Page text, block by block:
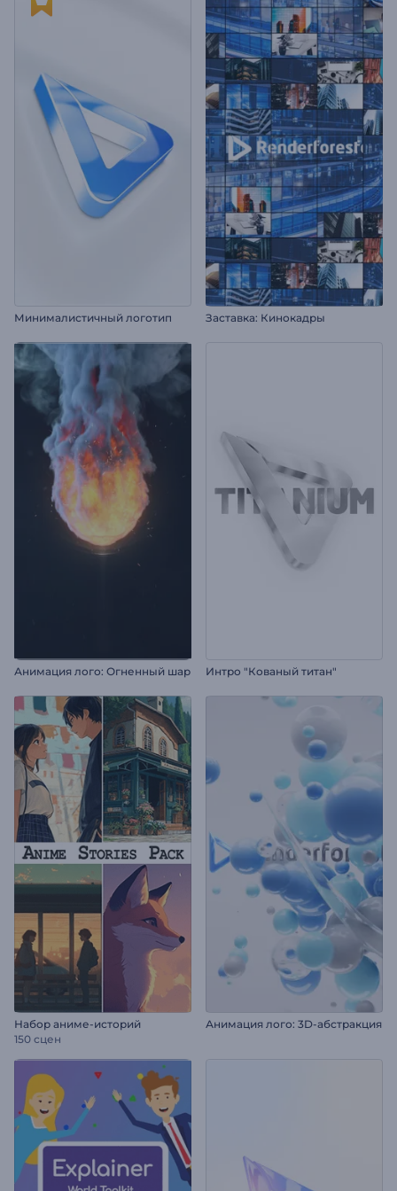
Минималистичный логотип Заставка: Кинокадры
Анимация лого: Огненный шар Интро "Кованый титан"
Набор аниме-историй
150 сцен
Анимация лого: 3D-абстракция